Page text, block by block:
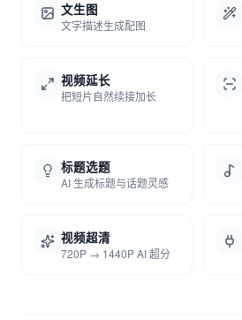
文生图
文字描述生成配图
视频延长
把短片自然续接加长
标题选题
AI 生成标题与话题灵感
视频超清
720P → 1440P AI 超分